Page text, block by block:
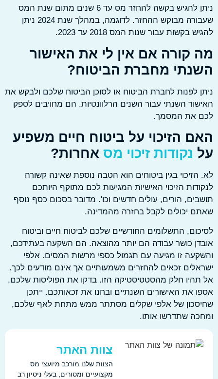
ניתן להגיש בקשה להחזר מס עד 6 שנים מתום שנת המס
שעבורה מבוקש ההחזר. לדוגמה, במהלך שנת 2024 ניתן
בקשות עבור שנות המס 2018 עד 2023.
קורה אם אין לי את האישור
מחברת הביטוח?
לפנות לחברת הביטוח או לסוכן הביטוח שלכם ולבקש את
השנתי עבור השנים הרלוונטיות. הם מחויבים לספק
את המסמך.
הזיכוי על ביטוח חיים משפיע
נקודות זיכוי מסאחרות?
בגין ביטוחים הוא הטבה נוספת שאינה קשורה
הזיכוי האישיות המגיעות לכם מתוקף היותכם
הורים, עולים חדשים וכו'. מדובר בסכום כסף נוסף
יכולים לקבל בחזרה מהמדינה.
התשלומים החודשיים שלכם לביטוח חיים וביטוח
כושר עבודה הם יותר מהוצאה. הם השקעה בעתידכם,
זו מגיעה עם תגמול כספי מרשות המסים. אלפי
זכאים להחזרים משמעותיים אך אינם מודעים לכך.
חלק מהסטטיסטיקה הזו. בדקו את הפוליסות שלכם,
את האישורים השנתיים ובחנו את זכאותכם. ייתכן
של אלפי שקלים מסתתר ממש מתחת לאף שלכם,
שתדרשו אותו.
צוות האתר
הצוות שלנו מורכב מיועצי מס
מקצועיים ומסורים, בעלי ניסיון רב